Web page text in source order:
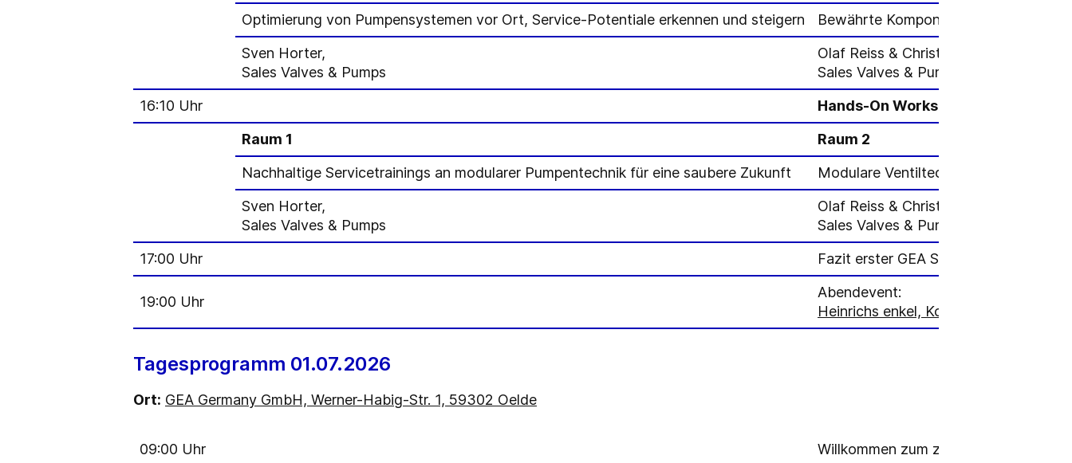
Optimierung von Pumpensystemen vor Ort, Service-Potentiale erkennen und steigern
Bewährte Komponenten durch
Sven Horter,
Sales Valves & Pumps
Olaf Reiss & Christian Paulas,
Sales Valves & Pumps
16:10 Uhr
Hands-On Workshops
Raum 1
Raum 2
Nachhaltige Servicetrainings an modularer Pumpentechnik für eine saubere Zukunft
Modulare Ventiltechnik für eine
Sven Horter,
Sales Valves & Pumps
Olaf Reiss & Christian Paulas,
Sales Valves & Pumps
17:00 Uhr
Fazit erster GEA Service
19:00 Uhr
Abendevent:
Heinrichs enkel, Konrad-Adenauer-
Tagesprogramm 01.07.2026
Ort: GEA Germany GmbH, Werner-Habig-Str. 1, 59302 Oelde
09:00 Uhr Willkommen zum zweiten GEA